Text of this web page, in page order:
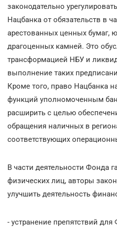
законодательно
Нацбанка от обязательств в
арестованных ценных бумаг,
драгоценных камней. Это
трансформацией НБУ и
выполнение таких
Кроме того, право Нацбанка
функций уполномоченным
расширить с целью
обращения наличных в
соответствующих
В части деятельности Фонда
физических лиц, авторы
улучшить деятельность
- устранение препятствий